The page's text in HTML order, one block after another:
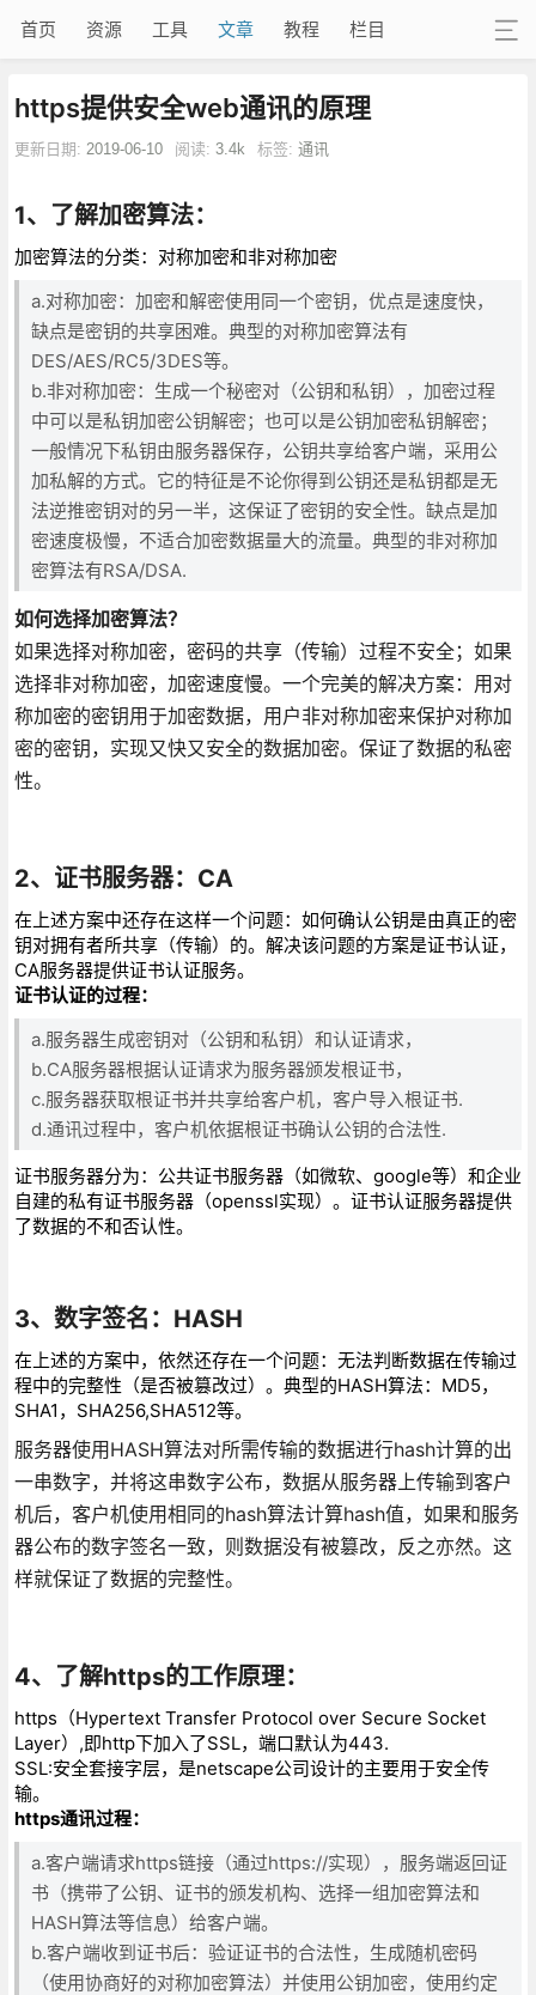
首页 资源 工具 文章 教程 栏目
https提供安全web通讯的原理
更新日期: 2019-06-10 阅读: 3.4k 标签: 通讯
1、了解加密算法：
加密算法的分类：对称加密和非对称加密
a.对称加密：加密和解密使用同一个密钥，优点是速度快，
缺点是密钥的共享困难。典型的对称加密算法有
DES/AES/RC5/3DES等。
b.非对称加密：生成一个秘密对（公钥和私钥），加密过程
中可以是私钥加密公钥解密；也可以是公钥加密私钥解密；
一般情况下私钥由服务器保存，公钥共享给客户端，采用公
加私解的方式。它的特征是不论你得到公钥还是私钥都是无
法逆推密钥对的另一半，这保证了密钥的安全性。缺点是加
密速度极慢，不适合加密数据量大的流量。典型的非对称加
密算法有RSA/DSA.
如何选择加密算法？
如果选择对称加密，密码的共享（传输）过程不安全；如果
选择非对称加密，加密速度慢。一个完美的解决方案：用对
称加密的密钥用于加密数据，用户非对称加密来保护对称加
密的密钥，实现又快又安全的数据加密。保证了数据的私密
性。
2、证书服务器：CA
在上述方案中还存在这样一个问题：如何确认公钥是由真正的密
钥对拥有者所共享（传输）的。解决该问题的方案是证书认证，
CA服务器提供证书认证服务。
证书认证的过程：
a.服务器生成密钥对（公钥和私钥）和认证请求，
b.CA服务器根据认证请求为服务器颁发根证书，
c.服务器获取根证书并共享给客户机，客户导入根证书.
d.通讯过程中，客户机依据根证书确认公钥的合法性.
证书服务器分为：公共证书服务器（如微软、google等）和企业
自建的私有证书服务器（openssl实现）。证书认证服务器提供
了数据的不和否认性。
3、数字签名：HASH
在上述的方案中，依然还存在一个问题：无法判断数据在传输过
程中的完整性（是否被篡改过）。典型的HASH算法：MD5，
SHA1，SHA256,SHA512等。
服务器使用HASH算法对所需传输的数据进行hash计算的出
一串数字，并将这串数字公布，数据从服务器上传输到客户
机后，客户机使用相同的hash算法计算hash值，如果和服务
器公布的数字签名一致，则数据没有被篡改，反之亦然。这
样就保证了数据的完整性。
4、了解https的工作原理：
https（Hypertext Transfer Protocol over Secure Socket
Layer）,即http下加入了SSL，端口默认为443.
SSL:安全套接字层，是netscape公司设计的主要用于安全传
输。
https通讯过程：
a.客户端请求https链接（通过https://实现），服务端返回证
书（携带了公钥、证书的颁发机构、选择一组加密算法和
HASH算法等信息）给客户端。
b.客户端收到证书后：验证证书的合法性，生成随机密码
（使用协商好的对称加密算法）并使用公钥加密，使用约定